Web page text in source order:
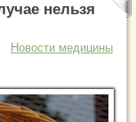
нельзя
Новости медицины